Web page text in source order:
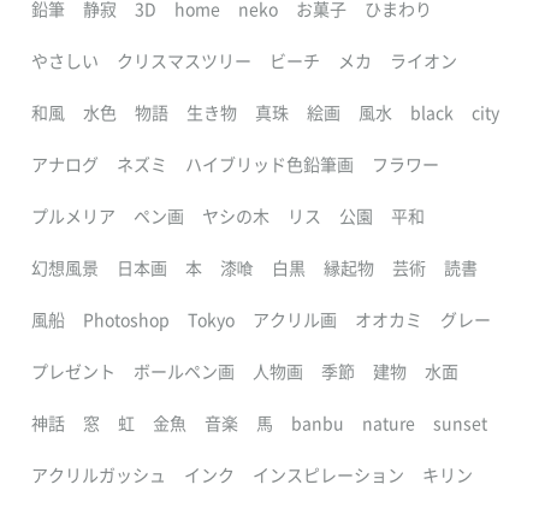
鉛筆 静寂 3D home neko お菓子 ひまわり
やさしい クリスマスツリー ビーチ メカ ライオン
和風 水色 物語 生き物 真珠 絵画 風水 black city
アナログ ネズミ ハイブリッド色鉛筆画 フラワー
プルメリア ペン画 ヤシの木 リス 公園 平和
幻想風景 日本画 本 漆喰 白黒 縁起物 芸術 読書
風船 Photoshop Tokyo アクリル画 オオカミ グレー
プレゼント ボールペン画 人物画 季節 建物 水面
神話 窓 虹 金魚 音楽 馬 banbu nature sunset
アクリルガッシュ インク インスピレーション キリン